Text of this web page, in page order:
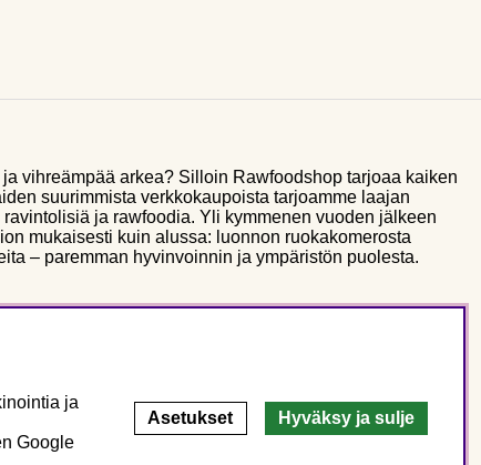
vihreämpää arkea? Silloin Rawfoodshop tarjoaa kaiken
suurimmista verkkokaupoista tarjoamme laajan
ja rawfoodia. Yli kymmenen vuoden jälkeen
mukaisesti kuin alussa: luonnon ruokakomerosta
– paremman hyvinvoinnin ja ympäristön puolesta.
ja
Google
Asetukset Hyväksy ja sulje